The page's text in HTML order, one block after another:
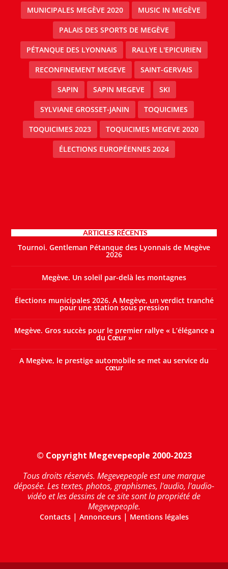
MUNICIPALES MEGÈVE 2020 MUSIC IN MEGÈVE
PALAIS DES SPORTS DE MEGÈVE
PÉTANQUE DES LYONNAIS RALLYE L'EPICURIEN
RECONFINEMENT MEGEVE SAINT-GERVAIS
SAPIN SAPIN MEGEVE SKI
SYLVIANE GROSSET-JANIN TOQUICIMES
TOQUICIMES 2023 TOQUICIMES MEGEVE 2020
ÉLECTIONS EUROPÉENNES 2024
ARTICLES RÉCENTS
Tournoi. Gentleman Pétanque des Lyonnais de Megève
2026
Megève. Un soleil par-delà les montagnes
Élections municipales 2026. A Megève, un verdict tranché
pour une station sous pression
Megève. Gros succès pour le premier rallye « L’élégance a
du Cœur »
A Megève, le prestige automobile se met au service du
cœur
© Copyright Megevepeople 2000-2023
Tous droits réservés. Megevepeople est une marque
déposée. Les textes, photos, graphismes, l'audio, l'audio-
vidéo et les dessins de ce site sont la propriété de
Megevepeople.
Contacts| Annonceurs| Mentions légales